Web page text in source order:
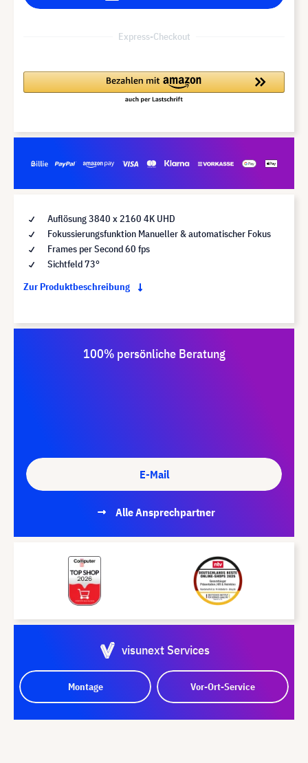
Express-Checkout
Auflösung 3840 x 2160 4K UHD
Fokussierungsfunktion Manueller & automatischer Fokus
Frames per Second 60 fps
Sichtfeld 73°
Zur Produktbeschreibung
100% persönliche Beratung
E-Mail
Alle Ansprechpartner
visunext Services
Montage Vor-Ort-Service